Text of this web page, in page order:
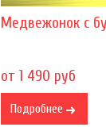
Медвежонок с
от 1 490 руб
Подробнее